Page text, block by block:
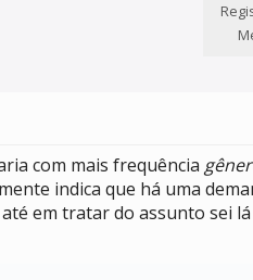
com mais frequência
indica que há uma
em tratar do assunto sei